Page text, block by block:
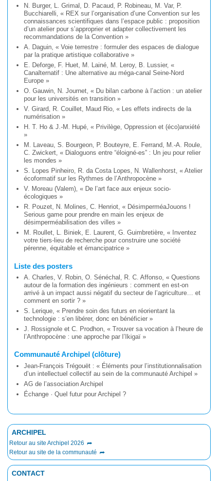
N. Burger, L. Grimal, D. Pacaud, P. Robineau, M. Var, P.
Bucchiarelli, « REX sur l’organisation d’une Convention sur les
connaissances scientifiques dans l’espace public : proposition
d’un atelier pour s’approprier et adapter collectivement les
recommandations de la Convention »
A. Daguin, « Voie terrestre : formuler des espaces de dialogue
par la pratique artistique collaborative »
E. Deforge, F. Huet, M. Lainé, M. Leroy, B. Lussier, «
Canalternatif : Une alternative au méga-canal Seine-Nord
Europe »
O. Gauwin, N. Journet, « Du bilan carbone à l’action : un atelier
pour les universités en transition »
V. Girard, R. Couillet, Maud Rio, « Les effets indirects de la
numérisation »
H. T. Ho & J.-M. Hupé, « Privilège, Oppression et (éco)anxiété
»
M. Laveau, S. Bourgeon, P. Bouteyre, E. Ferrand, M.-A. Roule,
C. Zwickert, « Dialoguons entre “éloigné-es” : Un jeu pour relier
les mondes »
S. Lopes Pinheiro, R. da Costa Lopes, N. Wallenhorst, « Atelier
écoformatif sur les Rythmes de l’Anthropocène »
V. Moreau (Valem), « De l’art face aux enjeux socio-
écologiques »
R. Pouzet, N. Molines, C. Henriot, « DésimperméaJouons !
Serious game pour prendre en main les enjeux de
désimperméabilisation des villes »
M. Roullet, L. Biniek, E. Laurent, G. Guimbretière, « Inventez
votre tiers-lieu de recherche pour construire une société
pérenne, équitable et émancipatrice »
Liste des posters
A. Charles, V. Robin, O. Sénéchal, R. C. Affonso, « Questions
autour de la formation des ingénieurs : comment en est-on
arrivé à un impact aussi négatif du secteur de l’agriculture… et
comment en sortir ? »
S. Lerique, « Prendre soin des futurs en réorientant la
technologie : s’en libérer, donc en bénéficier »
J. Rossignole et C. Prodhon, « Trouver sa vocation à l’heure de
l’Anthropocène : une approche par l’Ikigaï »
Communauté Archipel (clôture)
Jean-François Trégouët : « Éléments pour l’institutionnalisation
d’un intellectuel collectif au sein de la communauté Archipel »
AG de l’association Archipel
Échange · Quel futur pour Archipel ?
ARCHIPEL
Retour au site Archipel 2026
Retour au site de la communauté
CONTACT